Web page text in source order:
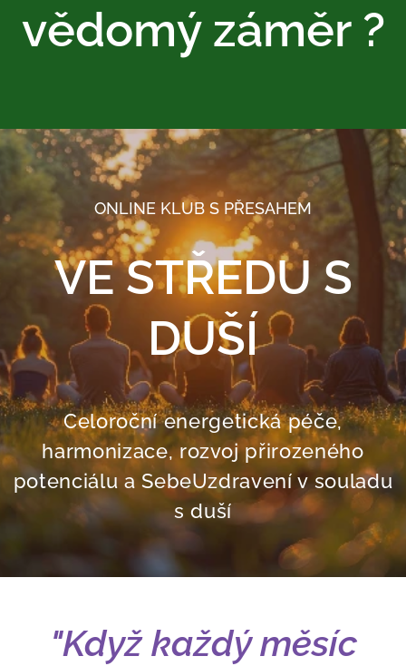
vědomý záměr ?
ONLINE KLUB S PŘESAHEM
VE STŘEDU S
DUŠÍ
Celoroční energetická péče,
harmonizace, rozvoj přirozeného
potenciálu a SebeUzdravení v souladu
s duší
"Když každý měsíc